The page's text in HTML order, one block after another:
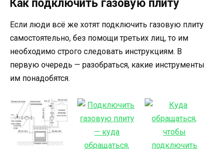
Как подключить газовую плиту
Если люди всё же хотят подключить газовую плиту
самостоятельно, без помощи третьих лиц, то им
необходимо строго следовать инструкциям. В
первую очередь — разобраться, какие инструменты
им понадобятся.